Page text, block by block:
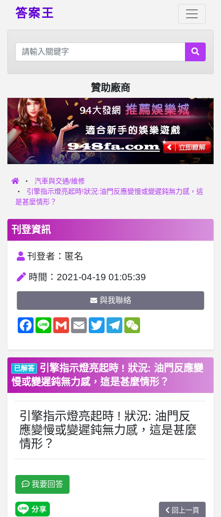
答案王
贊助廠商
汽車與交通/維修
引擎指示燈亮起時!狀況:油門反應變慢或變遲鈍無力感，這
是甚麼情形？
刊登資訊
刊登者：匿名
時間：2021-04-19 01:05:39
與我聯絡
Facebook
Line GmailEmail TwitterTelegramWeChat
已解答
引擎指示燈亮起時 ! 狀況: 油門反應變
慢或變遲鈍無力感，這是甚麼情形？
引擎指示燈亮起時 ! 狀況: 油門反
應變慢或變遲鈍無力感，這是甚麼
情形？
我要回答
回上一頁